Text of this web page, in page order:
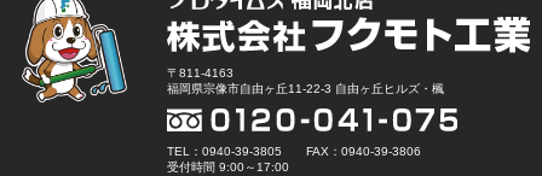
〒811-4163
福岡県宗像市自由ヶ丘11-22-3 自由ヶ丘ヒルズ・楓
TEL：0940-39-3805 FAX：0940-39-3806
受付時間 9:00～17:00